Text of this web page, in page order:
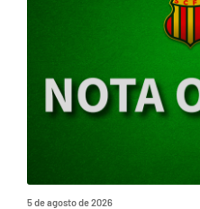
5 de agosto de 2026